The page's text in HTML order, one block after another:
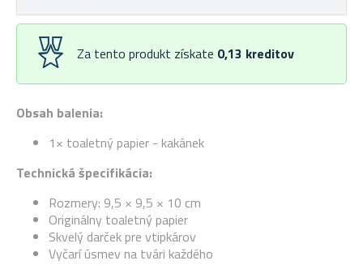
Obsah balenia:
1× toaletný papier - kakánek
Technická špecifikácia:
Rozmery: 9,5 × 9,5 × 10 cm
Originálny toaletný papier
Skvelý darček pre vtipkárov
Vyčarí úsmev na tvári každého
Za tento produkt získate 0,13 kreditov